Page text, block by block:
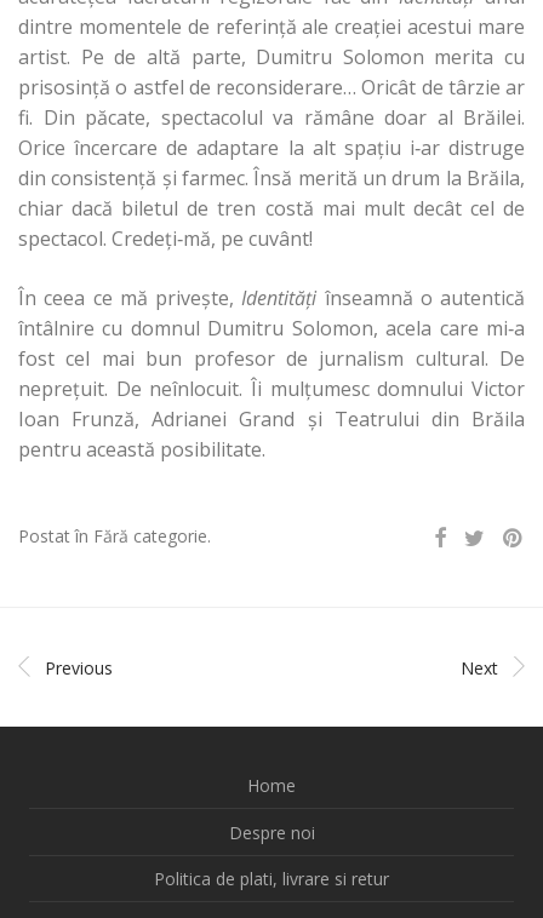
dintre momentele de referinţă ale creaţiei acestui mare
artist. Pe de altă parte, Dumitru Solomon merita cu
prisosinţă o astfel de reconsiderare… Oricât de târzie ar
fi. Din păcate, spectacolul va rămâne doar al Brăilei.
Orice încercare de adaptare la alt spaţiu i‑ar distruge
din consistenţă şi farmec. Însă merită un drum la Brăila,
chiar dacă biletul de tren costă mai mult decât cel de
spectacol. Credeţi‑mă, pe cuvânt!
În ceea ce mă priveşte,Identităţi înseamnă o autentică
întâlnire cu domnul Dumitru Solomon, acela care mi‑a
fost cel mai bun profesor de jurnalism cultural. De
nepreţuit. De neînlocuit. Îi mulţumesc domnului Victor
Ioan Frunză, Adrianei Grand şi Teatrului din Brăila
pentru această posibilitate.
Postat în Fără categorie.
Previous Next
Home
Despre noi
Politica de plati, livrare si retur